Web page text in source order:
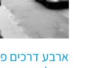
ארבע דרכים